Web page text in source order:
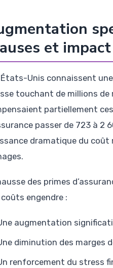
et
États-Unis connaissent
touchant de millions de
partiellement ces
passer de 723 à
dramatique du coût
des primes
engendre :
augmentation
diminution des marges
renforcement du stress